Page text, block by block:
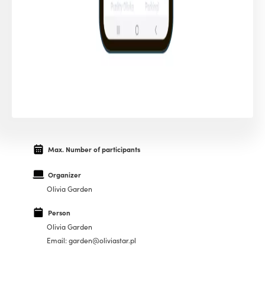
Max. Number of participants
Organizer
Olivia Garden
Person
Olivia Garden
Email: garden@oliviastar.pl